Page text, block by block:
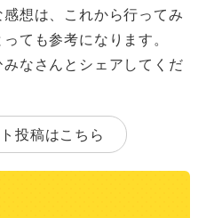
想は、これから行ってみ
ても参考になります。
なさんとシェアしてくだ
投稿はこちら